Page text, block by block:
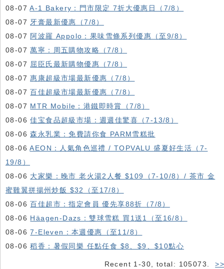
08-07A-1 Bakery：門市限定 7折大優惠日（7/8）
08-07 牙膏最新優惠（7/8）
08-07 阿波羅 Appolo：果味雪條系列優惠（至9/8）
08-07萬寧：周五購物攻略（7/8）
08-07 屈臣氏最新購物優惠（7/8）
08-07惠康超級市場最新優惠（7/8）
08-07百佳超級市場最新優惠（7/8）
08-07 MTR Mobile：港鐵即時賞（7/8）
08-06佳宝食品超級市場：週週佳驚喜（7-13/8）
08-06森永乳業：免費請你食 PARM雪糕批
08-06AEON：人氣角色巡禮 / TOPVALU 盛夏好生活（7-
19/8）
08-06 大家樂：晚市 老火湯2人餐 $109（7-10/8）/ 茶市 金
蜜雞翼拼揚州炒飯 $32（至17/8）
08-06百佳超市：指定會員 優先享88折（7/8）
08-06 Häagen-Dazs ：雙球雪糕 買1送1（至16/8）
08-067-Eleven：本週優惠（至11/8）
08-06稻香：暑假同樂 任點任食 $8、$9、$10點心
Recent 1-30, total: 105073.>>